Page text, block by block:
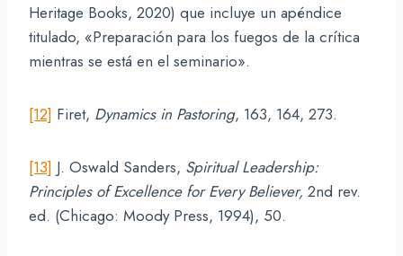
Heritage Books, 2020) que incluye un apéndice
titulado, «Preparación para los fuegos de la crítica
mientras se está en el seminario».
[12] Firet, Dynamics in Pastoring, 163, 164, 273.
[13] J. Oswald Sanders, Spiritual Leadership:
Principles of Excellence for Every Believer, 2nd rev.
ed. (Chicago: Moody Press, 1994), 50.